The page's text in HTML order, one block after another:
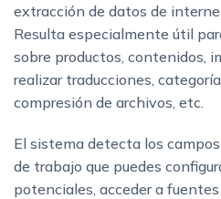
extracción de datos de
Resulta especialmente útil
sobre productos, contenidos,
realizar traducciones,
compresión de archivos, etc.
El sistema detecta los
de trabajo que puedes
potenciales, acceder a